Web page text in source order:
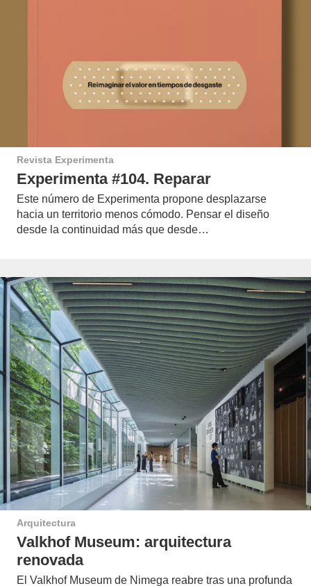
Revista Experimenta
Experimenta #104. Reparar
Este número de Experimenta propone desplazarse
hacia un territorio menos cómodo. Pensar el diseño
desde la continuidad más que desde…
Arquitectura
Valkhof Museum: arquitectura
renovada
El Valkhof Museum de Nimega reabre tras una profunda